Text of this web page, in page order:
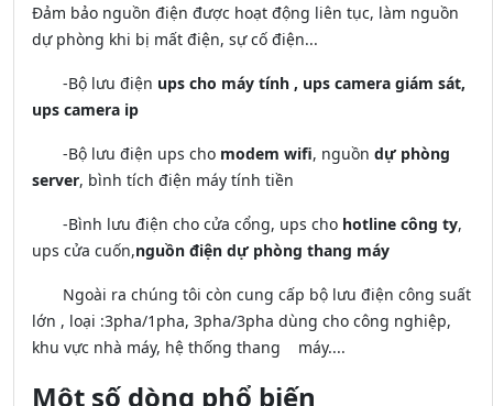
Đảm bảo nguồn điện được hoạt động liên tục, làm nguồn
dự phòng khi bị mất điện, sự cố điện...
-Bộ lưu điện ups cho máy tính , ups camera giám sát,
ups camera ip
-Bộ lưu điện ups cho modem wifi, nguồn dự phòng
server, bình tích điện máy tính tiền
-Bình lưu điện cho cửa cổng, ups cho hotline công ty,
ups cửa cuốn,nguồn điện dự phòng thang máy
Ngoài ra chúng tôi còn cung cấp bộ lưu điện công suất
lớn , loại :3pha/1pha, 3pha/3pha dùng cho công nghiệp,
khu vực nhà máy, hệ thống thang máy....
Một số dòng phổ biến